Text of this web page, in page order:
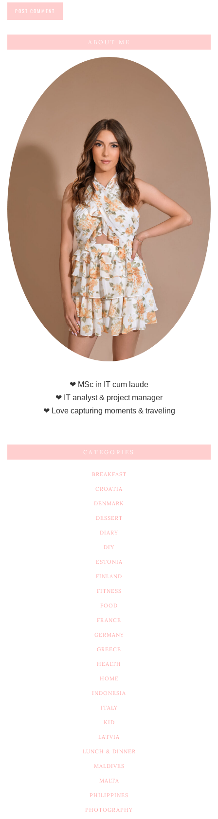
ABOUT ME
❤ MSc in IT cum laude
❤ IT analyst & project manager
❤ Love capturing moments & traveling
CATEGORIES
BREAKFAST
CROATIA
DENMARK
DESSERT
DIARY
DIY
ESTONIA
FINLAND
FITNESS
FOOD
FRANCE
GERMANY
GREECE
HEALTH
HOME
INDONESIA
ITALY
KID
LATVIA
LUNCH & DINNER
MALDIVES
MALTA
PHILIPPINES
PHOTOGRAPHY